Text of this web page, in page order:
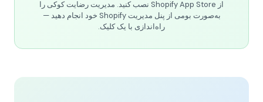
از Shopify App Store نصب کنید. مدیریت رضایت کوکی را
به‌صورت بومی از پنل مدیریت Shopify خود انجام دهید —
راه‌اندازی با یک کلیک.